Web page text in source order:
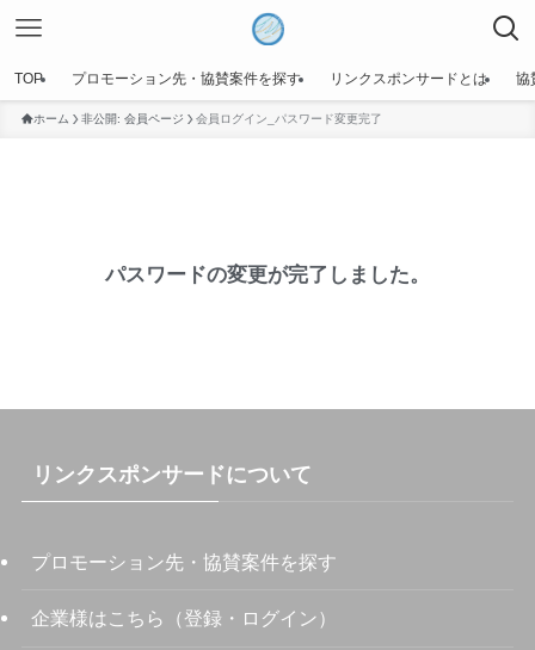
TOP プロモーション先・協賛案件を探す リンクスポンサードとは 協
ホーム 非公開: 会員ページ 会員ログイン_パスワード変更完了
パスワードの変更が完了しました。
リンクスポンサードについて
プロモーション先・協賛案件を探す
企業様はこちら（登録・ログイン）